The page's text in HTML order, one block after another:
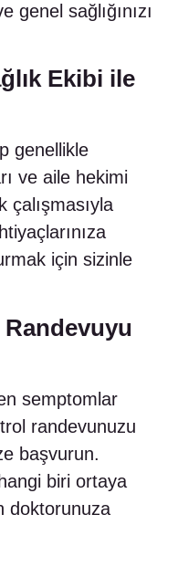
sağlığınızı
Ekibi ile
genellikle
ve aile hekimi
çalışmasıyla
için sizinle
semptomlar
randevunuzu
başvurun.
biri ortaya
doktorunuza